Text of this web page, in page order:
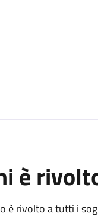
è
è rivolto a tutti i